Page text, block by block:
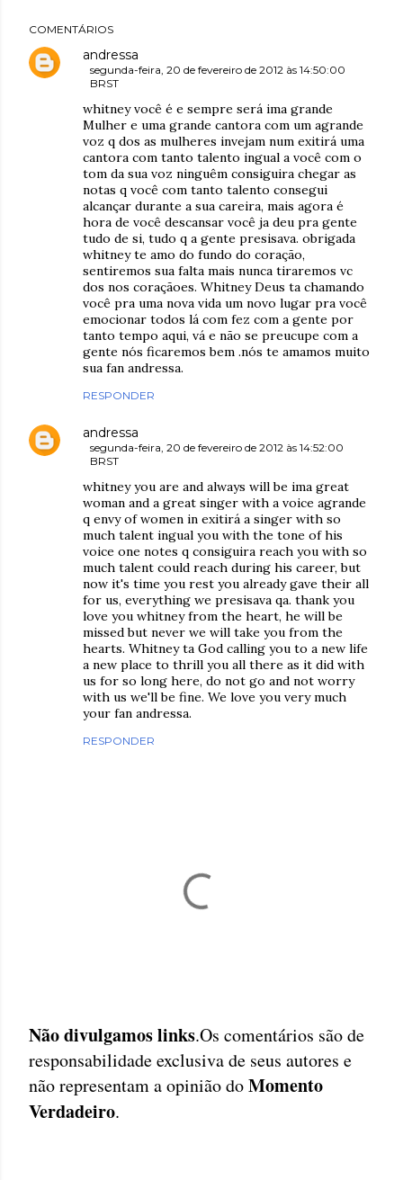
COMENTÁRIOS
andressa
segunda-feira, 20 de fevereiro de 2012 às 14:50:00
BRST
whitney você é e sempre será ima grande
Mulher e uma grande cantora com um agrande
voz q dos as mulheres invejam num exitirá uma
cantora com tanto talento ingual a você com o
tom da sua voz ninguêm consiguira chegar as
notas q você com tanto talento consegui
alcançar durante a sua careira, mais agora é
hora de você descansar você ja deu pra gente
tudo de si, tudo q a gente presisava. obrigada
whitney te amo do fundo do coração,
sentiremos sua falta mais nunca tiraremos vc
dos nos coraçãoes. Whitney Deus ta chamando
você pra uma nova vida um novo lugar pra você
emocionar todos lá com fez com a gente por
tanto tempo aqui, vá e não se preucupe com a
gente nós ficaremos bem .nós te amamos muito
sua fan andressa.
RESPONDER
andressa
segunda-feira, 20 de fevereiro de 2012 às 14:52:00
BRST
whitney you are and always will be ima great
woman and a great singer with a voice agrande
q envy of women in exitirá a singer with so
much talent ingual you with the tone of his
voice one notes q consiguira reach you with so
much talent could reach during his career, but
now it's time you rest you already gave their all
for us, everything we presisava qa. thank you
love you whitney from the heart, he will be
missed but never we will take you from the
hearts. Whitney ta God calling you to a new life
a new place to thrill you all there as it did with
us for so long here, do not go and not worry
with us we'll be fine. We love you very much
your fan andressa.
RESPONDER
P
o
s
Não divulgamos links.Os comentários são de
responsabilidade exclusiva de seus autores e
não representam a opinião doMomento
Verdadeiro.